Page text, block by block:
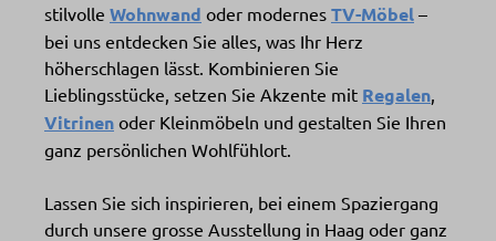
stilvolle Wohnwand oder modernes TV-Möbel –
bei uns entdecken Sie alles, was Ihr Herz
höherschlagen lässt. Kombinieren Sie
Lieblingsstücke, setzen Sie Akzente mit Regalen
Vitrinen oder Kleinmöbeln und gestalten Sie Ihren
ganz persönlichen Wohlfühlort.
Lassen Sie sich inspirieren, bei einem Spaziergang
durch unsere grosse Ausstellung in Haag oder ganz